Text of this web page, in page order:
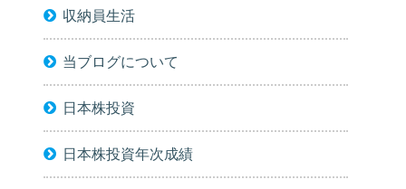
収納員生活
当ブログについて
日本株投資
日本株投資年次成績